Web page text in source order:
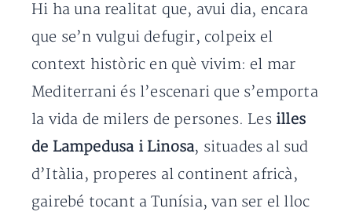
Hi ha una realitat que, avui dia, encara
que se’n vulgui defugir, colpeix el
context històric en què vivim: el mar
Mediterrani és l’escenari que s’emporta
la vida de milers de persones. Les illes
de Lampedusa i Linosa, situades al sud
d’Itàlia, properes al continent africà,
gairebé tocant a Tunísia, van ser el lloc